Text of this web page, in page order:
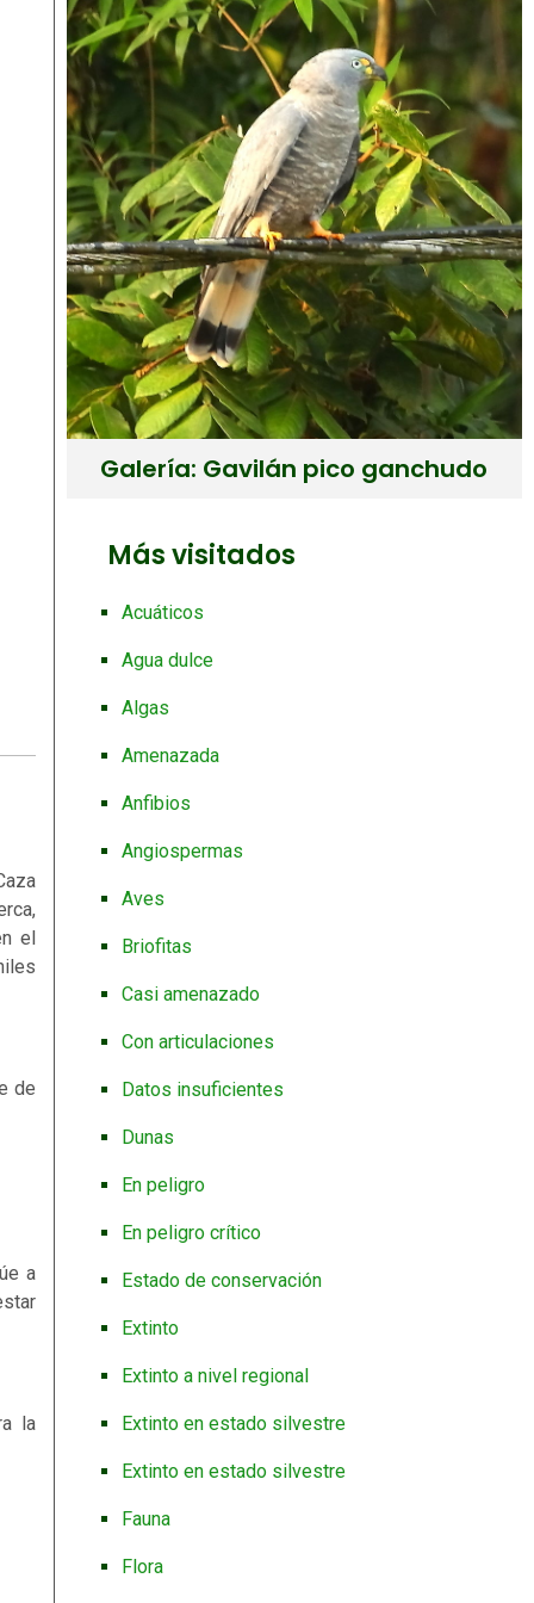
Galería: Gavilán pico ganchudo
Más visitados
Acuáticos
Agua dulce
Algas
Amenazada
Anfibios
Angiospermas
Aves
Briofitas
Casi amenazado
Con articulaciones
Datos insuficientes
Dunas
En peligro
En peligro crítico
Estado de conservación
Extinto
Extinto a nivel regional
Extinto en estado silvestre
Extinto en estado silvestre
Fauna
Flora
el
de
a
la